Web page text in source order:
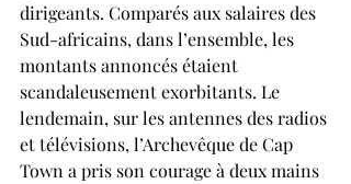
dirigeants. Comparés aux salaires des
Sud-africains, dans l’ensemble, les
montants annoncés étaient
scandaleusement exorbitants. Le
lendemain, sur les antennes des radios
et télévisions, l’Archevêque de Cap
Town a pris son courage à deux mains